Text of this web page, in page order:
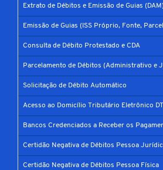
Extrato de Débitos e Emissão de Guias
Emissão de Guias (ISS Próprio, Fonte,
Consulta de Débito Protestado e CDA
Parcelamento de Débitos (Administrativo e
Solicitação de Débito Automático
Acesso ao Domicílio Tributário Eletrônico
Bancos Credenciados a Receber os
Certidão Negativa de Débitos Pessoa
Certidão Negativa de Débitos Pessoa Física